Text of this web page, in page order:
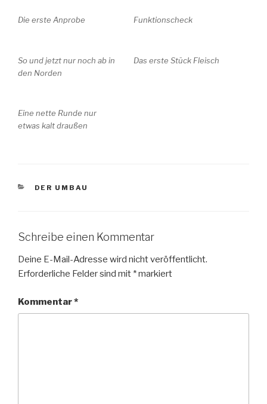
Die erste Anprobe Funktionscheck
So und jetzt nur noch ab in
den Norden
Das erste Stück Fleisch
Eine nette Runde nur
etwas kalt draußen
KATEGORIEN
DER UMBAU
Schreibe einen Kommentar
Deine E-Mail-Adresse wird nicht veröffentlicht.
Erforderliche Felder sind mit *markiert
Kommentar*